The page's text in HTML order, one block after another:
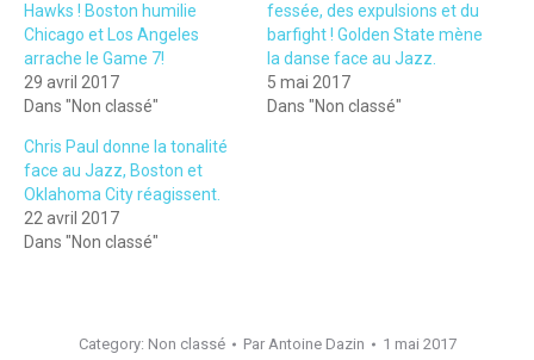
Hawks ! Boston humilie
Chicago et Los Angeles
arrache le Game 7!
29 avril 2017
Dans "Non classé"
fessée, des expulsions et du
barfight ! Golden State mène
la danse face au Jazz.
5 mai 2017
Dans "Non classé"
Chris Paul donne la tonalité
face au Jazz, Boston et
Oklahoma City réagissent.
22 avril 2017
Dans "Non classé"
Category: Non classé Par Antoine Dazin 1 mai 2017